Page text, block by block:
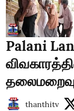
Palani
thanthitv